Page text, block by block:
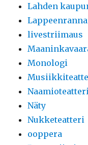
Lahden
livestriimaus
Monologi
Naamioteatteri
Näty
Nukketeatteri
ooppera